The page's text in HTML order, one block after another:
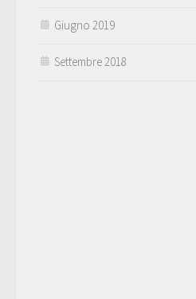
Giugno 2019
Settembre 2018